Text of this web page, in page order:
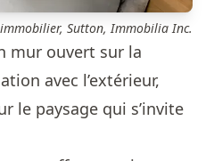
Sutton, Immobilia Inc.
mur ouvert sur la
avec l’extérieur,
le paysage qui s’invite